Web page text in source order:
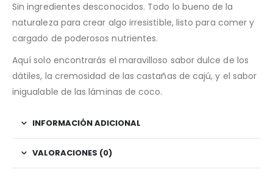
Sin ingredientes desconocidos. Todo lo bueno de la
naturaleza para crear algo irresistible, listo para comer y
cargado de poderosos nutrientes.
Aquí solo encontrarás el maravilloso sabor dulce de los
dátiles, la cremosidad de las castañas de cajú, y el sabor
inigualable de las láminas de coco.
INFORMACIÓN ADICIONAL
VALORACIONES (0)